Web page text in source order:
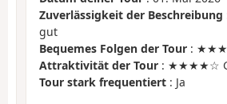
Zuverlässigkeit der Beschreibung
gut
Bequemes Folgen der Tour :
Attraktivität der Tour : ★★★★☆
Tour stark frequentiert : Ja